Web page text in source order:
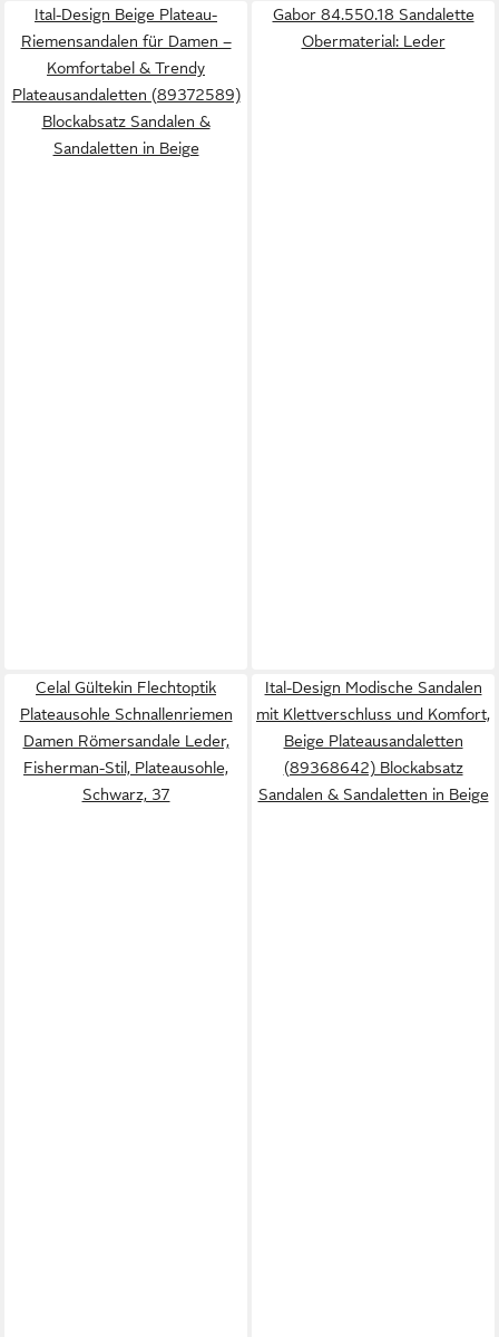
Ital-Design Beige Plateau-
Riemensandalen für Damen –
Komfortabel & Trendy
Plateausandaletten (89372589)
Blockabsatz Sandalen &
Sandaletten in Beige
Gabor 84.550.18 Sandalette
Obermaterial: Leder
Celal Gültekin Flechtoptik
Plateausohle Schnallenriemen
Damen Römersandale Leder,
Fisherman-Stil, Plateausohle,
Schwarz, 37
Ital-Design Modische Sandalen
mit Klettverschluss und Komfort,
Beige Plateausandaletten
(89368642) Blockabsatz
Sandalen & Sandaletten in Beige